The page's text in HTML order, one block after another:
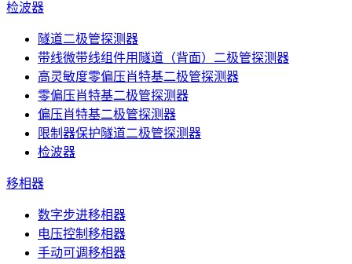
检波器
隧道二极管探测器
带线微带线组件用隧道（背面）二极管探测器
高灵敏度零偏压肖特基二极管探测器
零偏压肖特基二极管探测器
偏压肖特基二极管探测器
限制器保护隧道二极管探测器
检波器
移相器
数字步进移相器
电压控制移相器
手动可调移相器